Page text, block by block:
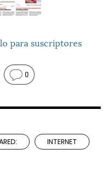
para suscriptores
0
INTERNET